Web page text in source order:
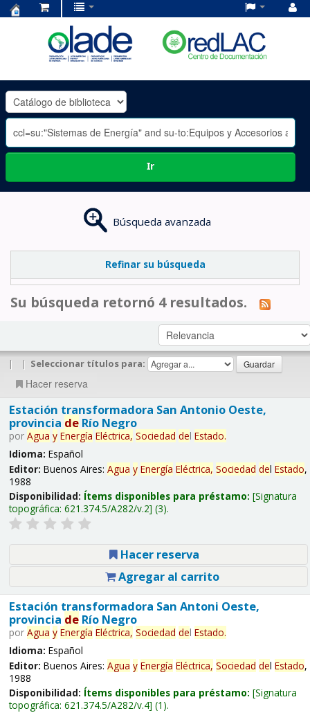
OLADE
-
Ir
Búsqueda avanzada
Refinar su búsqueda
Su búsqueda retornó 4 resultados.
| | Seleccionar títulos para:
Hacer reserva
Estación transformadora San Antonio Oeste,
provincia deRío Negro
por Agua y Energía Eléctrica, Sociedad del Estado.
Idioma: Español
Editor: Buenos Aires: Agua y Energía Eléctrica, Sociedad del Estado,
1988
Disponibilidad: Ítems disponibles para préstamo: Signatura
topográfica: 621.374.5/A282/v.2 (3).
Hacer reserva
Agregar al carrito
Estación transformadora San Antoni Oeste,
provincia deRío Negro
por Agua y Energía Eléctrica, Sociedad del Estado.
Idioma: Español
Editor: Buenos Aires: Agua y Energía Eléctrica, Sociedad del Estado,
1988
Disponibilidad: Ítems disponibles para préstamo: Signatura
topográfica: 621.374.5/A282/v.4 (1).